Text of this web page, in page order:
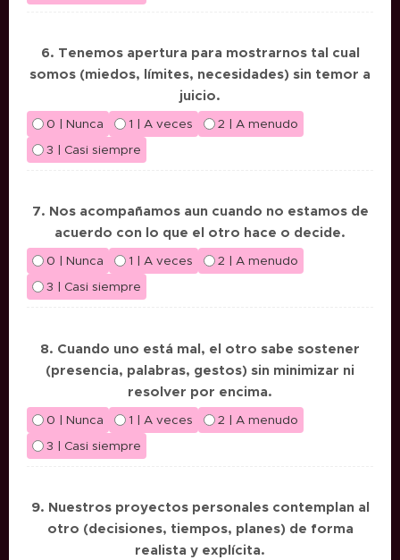
6. Tenemos apertura para mostrarnos tal cual
somos (miedos, límites, necesidades) sin temor a
juicio.
0 | Nunca 1 | A veces
2 | A menudo
3 | Casi siempre
7. Nos acompañamos aun cuando no estamos de
acuerdo con lo que el otro hace o decide.
0 | Nunca 1 | A veces
2 | A menudo
3 | Casi siempre
8. Cuando uno está mal, el otro sabe sostener
(presencia, palabras, gestos) sin minimizar ni
resolver por encima.
0 | Nunca 1 | A veces
2 | A menudo
3 | Casi siempre
9. Nuestros proyectos personales contemplan al
otro (decisiones, tiempos, planes) de forma
realista y explícita.